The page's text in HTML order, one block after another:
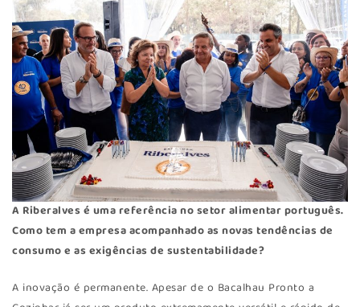
A Riberalves é uma referência no setor alimentar português.
Como tem a empresa acompanhado as novas tendências de
consumo e as exigências de sustentabilidade?
A inovação é permanente. Apesar de o Bacalhau Pronto a